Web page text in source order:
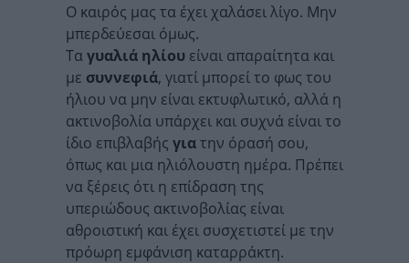
Ο καιρός μας τα έχει χαλάσει λίγο. Μην
μπερδεύεσαι όμως.
Ταγυαλιά ηλίου είναι απαραίτητα και
με συννεφιά, γιατί μπορεί το φως του
ήλιου να μην είναι εκτυφλωτικό, αλλά η
ακτινοβολία υπάρχει και συχνά είναι το
ίδιο επιβλαβής γιατην όρασή σου,
όπως και μια ηλιόλουστη ημέρα. Πρέπει
να ξέρεις ότι η επίδραση της
υπεριώδους ακτινοβολίας είναι
αθροιστική και έχει συσχετιστεί με την
πρόωρη εμφάνιση καταρράκτη.